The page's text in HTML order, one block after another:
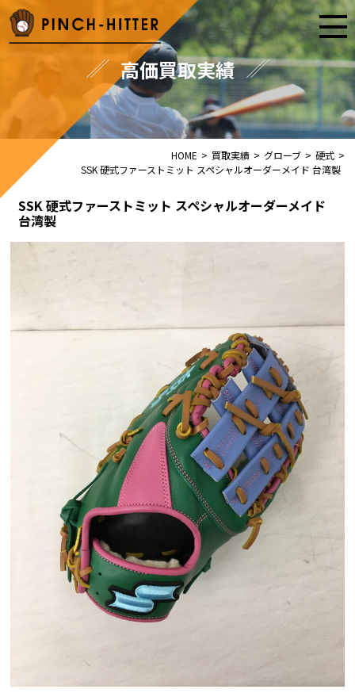
高価買取実績
HOME > 買取実績 > グローブ > 硬式 >
SSK 硬式ファーストミット スペシャルオーダーメイド 台湾製
SSK 硬式ファーストミット スペシャルオーダーメイド
台湾製